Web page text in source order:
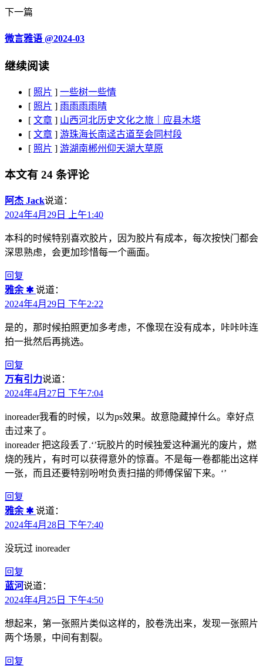
下一篇
微言雅语 @2024-03
继续阅读
[ 照片 ] 一些树一些情
[ 照片 ] 雨雨雨雨晴
[ 文章 ] 山西河北历史文化之旅｜应县木塔
[ 文章 ] 游珠海长南迳古道至会同村段
[ 照片 ] 游湖南郴州仰天湖大草原
本文有 24 条评论
阿杰 Jack说道：
2024年4月29日 上午1:40
本科的时候特别喜欢胶片，因为胶片有成本，每次按快门都会
深思熟虑，会更加珍惜每一个画面。
回复
雅余 ✱ 说道：
2024年4月29日 下午2:22
是的，那时候拍照更加多考虑，不像现在没有成本，咔咔咔连
拍一批然后再挑选。
回复
万有引力说道：
2024年4月27日 下午7:04
inoreader我看的时候，以为ps效果。故意隐藏掉什么。幸好点
击过来了。
inoreader 把这段丢了.‘’玩胶片的时候独爱这种漏光的废片，燃
烧的残片，有时可以获得意外的惊喜。不是每一卷都能出这样
一张，而且还要特别吩咐负责扫描的师傅保留下来。‘’
回复
雅余 ✱ 说道：
2024年4月28日 下午7:40
没玩过 inoreader
回复
蓝河说道：
2024年4月25日 下午4:50
想起来，第一张照片类似这样的，胶卷洗出来，发现一张照片
两个场景，中间有割裂。
回复